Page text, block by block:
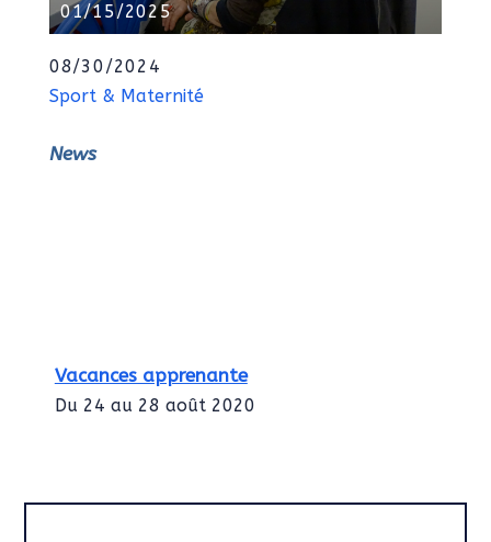
01/15/2025
08/30/2024
Sport & Maternité
News
Vacances apprenante
Du 24 au 28 août 2020